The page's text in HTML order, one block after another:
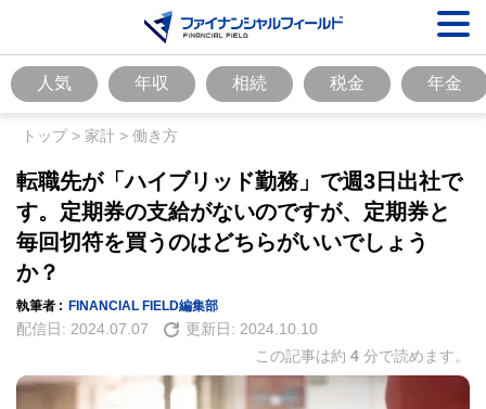
人気 年収 相続 税金 年金
トップ> 家計 > 働き方
転職先が「ハイブリッド勤務」で週3日出社で
す。定期券の支給がないのですが、定期券と
毎回切符を買うのはどちらがいいでしょう
か？
執筆者 : FINANCIAL FIELD編集部
配信日: 2024.07.07 更新日: 2024.10.10
この記事は約 4 分で読めます。